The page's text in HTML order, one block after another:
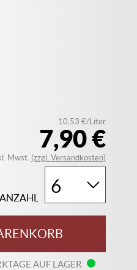
7,90 €
10,53 €/Liter
Mwst. (zzgl. Versandkosten)
ANZAHL
AUF LAGER